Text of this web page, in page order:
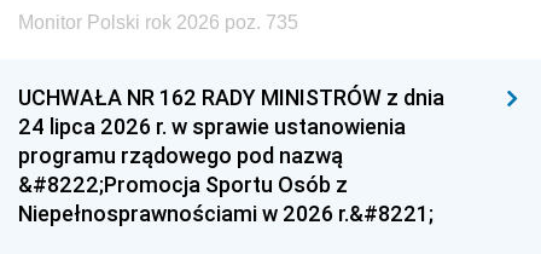
Monitor Polski rok 2026 poz. 735
UCHWAŁA NR 162 RADY MINISTRÓW z dnia
24 lipca 2026 r. w sprawie ustanowienia
programu rządowego pod nazwą
&#8222;Promocja Sportu Osób z
Niepełnosprawnościami w 2026 r.&#8221;